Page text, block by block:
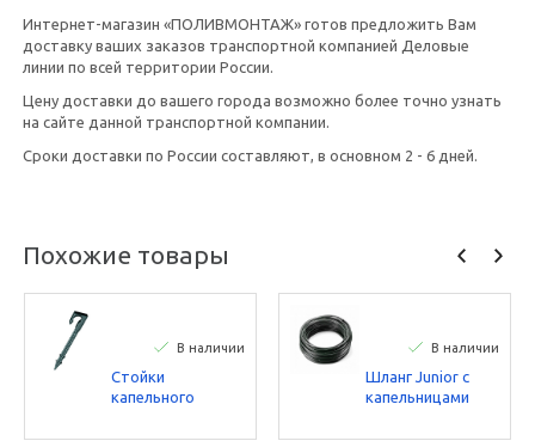
Интернет-магазин «ПОЛИВМОНТАЖ» готов предложить Вам
доставку ваших заказов транспортной компанией Деловые
линии по всей территории России.
Цену доставки до вашего города возможно более точно узнать
на сайте данной транспортной компании.
Сроки доставки по России составляют, в основном 2 - 6 дней.
Похожие товары
В наличии
Стойки
капельного
чёрные Irritec
В наличии
Шланг Junior с
капельницами
100м) Irritec